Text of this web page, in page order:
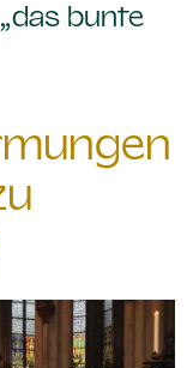
bunte